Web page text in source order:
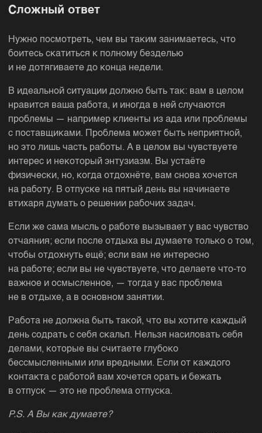
Сложный ответ
Нужно посмотреть, чем вы таким занимаетесь, что
боитесь скатиться к полному безделью
и не дотягиваете до конца недели.
В идеальной ситуации должно быть так: вам в целом
нравится ваша работа, и иногда в ней случаются
проблемы — например клиенты из ада или проблемы
с поставщиками. Проблема может быть неприятной,
но это лишь часть работы. А в целом вы чувствуете
интерес и некоторый энтузиазм. Вы устаёте
физически, но, когда отдохнёте, вам снова хочется
на работу. В отпуске на пятый день вы начинаете
втихаря думать о решении рабочих задач.
Если же сама мысль о работе вызывает у вас чувство
отчаяния; если после отдыха вы думаете только о том,
чтобы отдохнуть ещё; если вам не интересно
на работе; если вы не чувствуете, что делаете что-то
важное и осмысленное, — тогда у вас проблема
не в отдыхе, а в основном занятии.
Работа не должна быть такой, что вы хотите каждый
день содрать с себя скальп. Нельзя насиловать себя
делами, которые вы считаете глубоко
бессмысленными или вредными. Если от каждого
контакта с работой вам хочется орать и бежать
в отпуск — это не проблема отпуска.
P.S. А Вы как думаете?